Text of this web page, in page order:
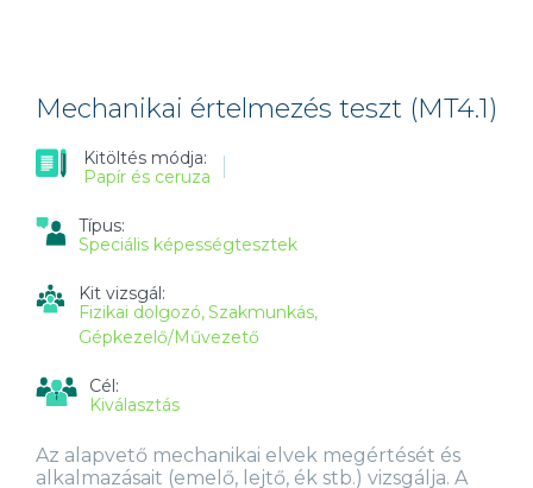
Mechanikai értelmezés teszt (MT4.1)
Kitöltés módja:
Papír és ceruza
Típus:
Speciális képességtesztek
Kit vizsgál:
Fizikai dolgozó Szakmunkás
Gépkezelő/Művezető
Cél:
Kiválasztás
Az alapvető mechanikai elvek megértését és
alkalmazásait (emelő, lejtő, ék stb.) vizsgálja. A